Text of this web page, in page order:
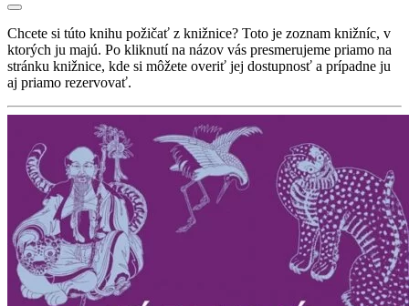
Chcete si túto knihu požičať z knižnice? Toto je zoznam knižníc, v
ktorých ju majú. Po kliknutí na názov vás presmerujeme priamo na
stránku knižnice, kde si môžete overiť jej dostupnosť a prípadne ju
aj priamo rezervovať.